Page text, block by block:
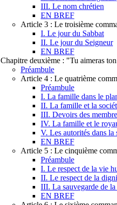
III. Le nom chrétien
EN BREF
Article 3 : Le troisième
I. Le jour du Sabbat
II. Le jour du Seigneur
EN BREF
Chapitre deuxième : "Tu aimeras
Préambule
Article 4 : Le quatrième
Préambule
I. La famille dans le
II. La famille et la
III. Devoirs des
IV. La famille et le
V. Les autorités dans la
EN BREF
Article 5 : Le cinquième
Préambule
I. Le respect de la vie
II. Le respect de la
III. La sauvegarde de
EN BREF